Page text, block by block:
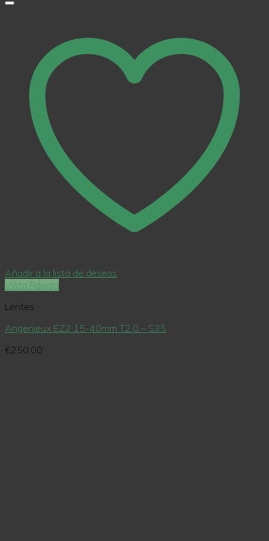
Añadir a la lista de deseos
Vista Rápida
Lentes
Angenieux EZ2 15-40mm T2.0 – S35
€250.00